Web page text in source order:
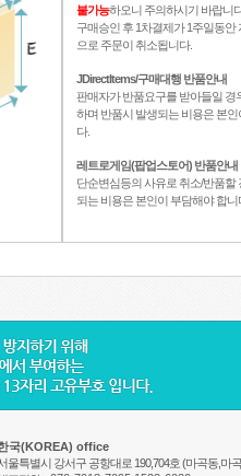
불가능하오니 주의하시기 바랍니
구매승인 후 1차결제가 1주일동안
으로 주문이 취소됩니다.
JDirectItems/구매대행 반품안내
판매자가 반품요구를 받아들일 경
하며 반품시 발생되는 비용은 본
다.
레트로게임(팝업스토어) 반품안내
단순변심등의 사유로 취소/반품할
되는 비용은 본인이 부담해야 합니
국(KOREA) office
울특별시 강서구 공항대로 190,704호 (마곡동,마